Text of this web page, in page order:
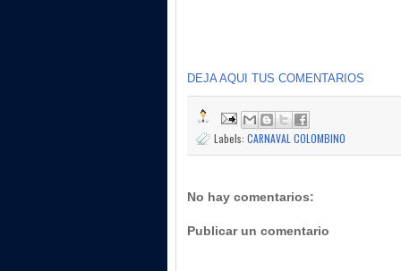
DEJA AQUI TUS COMENTARIOS
Labels: CARNAVAL COLOMBINO
No hay comentarios:
Publicar un comentario